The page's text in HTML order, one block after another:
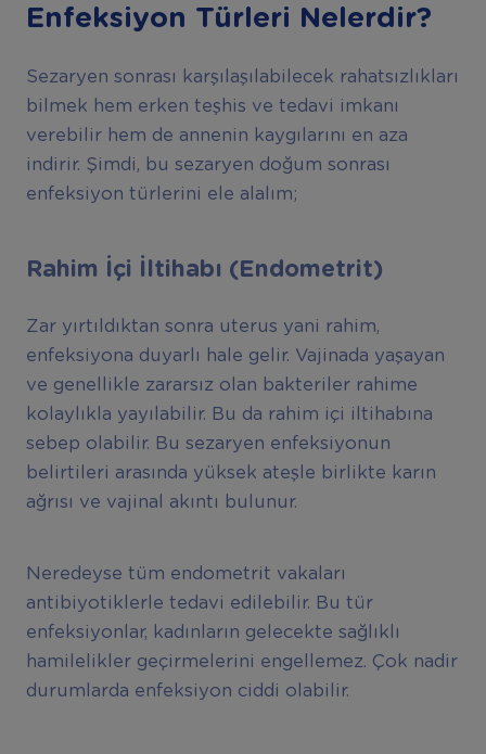
Enfeksiyon Türleri Nelerdir?
Sezaryen sonrası karşılaşılabilecek rahatsızlıkları
bilmek hem erken teşhis ve tedavi imkanı
verebilir hem de annenin kaygılarını en aza
indirir. Şimdi, bu sezaryen doğum sonrası
enfeksiyon türlerini ele alalım;
Rahim İçi İltihabı (Endometrit)
Zar yırtıldıktan sonra uterus yani rahim,
enfeksiyona duyarlı hale gelir. Vajinada yaşayan
ve genellikle zararsız olan bakteriler rahime
kolaylıkla yayılabilir. Bu da rahim içi iltihabına
sebep olabilir. Bu sezaryen enfeksiyonun
belirtileri arasında yüksek ateşle birlikte karın
ağrısı ve vajinal akıntı bulunur.
Neredeyse tüm endometrit vakaları
antibiyotiklerle tedavi edilebilir. Bu tür
enfeksiyonlar, kadınların gelecekte sağlıklı
hamilelikler geçirmelerini engellemez. Çok nadir
durumlarda enfeksiyon ciddi olabilir.